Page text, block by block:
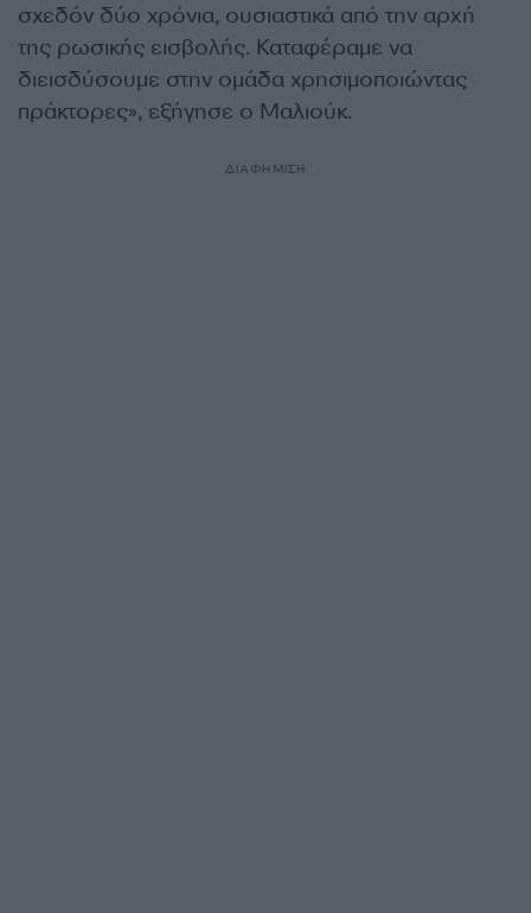
σχεδόν δύο χρόνια, ουσιαστικά από την αρχή
της ρωσικής εισβολής. Καταφέραμε να
διεισδύσουμε στην ομάδα χρησιμοποιώντας
πράκτορες», εξήγησε ο Μαλιούκ.
ΔΙΑΦΗΜΙΣΗ